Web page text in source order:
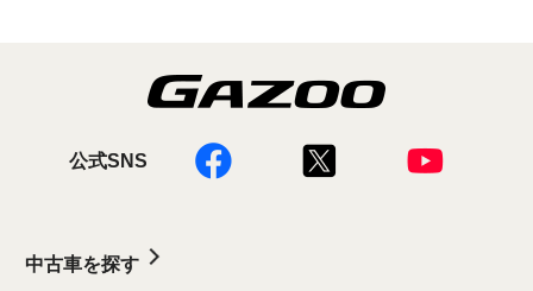
公式SNS
中古車を探す